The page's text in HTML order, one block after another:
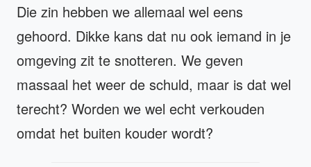
Die zin hebben we allemaal wel eens
gehoord. Dikke kans dat nu ook iemand in je
omgeving zit te snotteren. We geven
massaal het weer de schuld, maar is dat wel
terecht? Worden we wel echt verkouden
omdat het buiten kouder wordt?